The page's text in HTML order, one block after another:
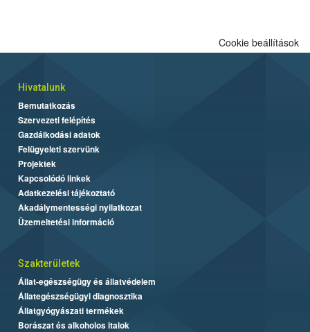
Cookie beállítások
Hivatalunk
Bemutatkozás
Szervezeti felépítés
Gazdálkodási adatok
Felügyeleti szervünk
Projektek
Kapcsolódó linkek
Adatkezelési tájékoztató
Akadálymentességi nyilatkozat
Üzemeltetési információ
Szakterületek
Állat-egészségügy és állatvédelem
Állategészségügyi diagnosztika
Állatgyógyászati termékek
Borászat és alkoholos italok